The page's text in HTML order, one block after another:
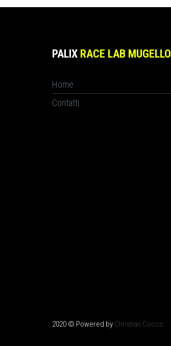
PALIX RACE LAB MUGELLO
Home
Contatti
2020 © Powered by Christian Cocco.